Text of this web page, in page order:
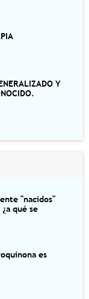
Y
"nacidos"
qué se
es